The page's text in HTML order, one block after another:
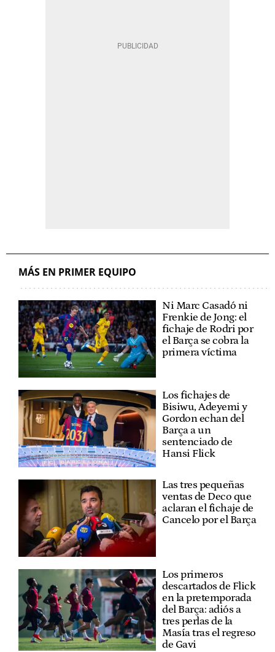
MÁS EN PRIMER EQUIPO
Ni Marc Casadó ni
Frenkie de Jong: el
fichaje de Rodri por
el Barça se cobra la
primera víctima
Los fichajes de
Bisiwu, Adeyemi y
Gordon echan del
Barça a un
sentenciado de
Hansi Flick
Las tres pequeñas
ventas de Deco que
aclaran el fichaje de
Cancelo por el Barça
Los primeros
descartados de Flick
en la pretemporada
del Barça: adiós a
tres perlas de la
Masía tras el regreso
de Gavi